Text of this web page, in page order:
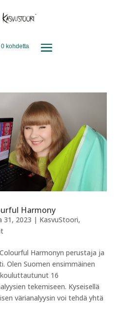
0 kohdetta
Harmony
31, 2023 | KasvuStoori,
Harmonyn perustaja ja
Olen Suomen ensimmäinen
16
tekemiseen. Kyseisellä
värianalyysin voi tehdä yhtä